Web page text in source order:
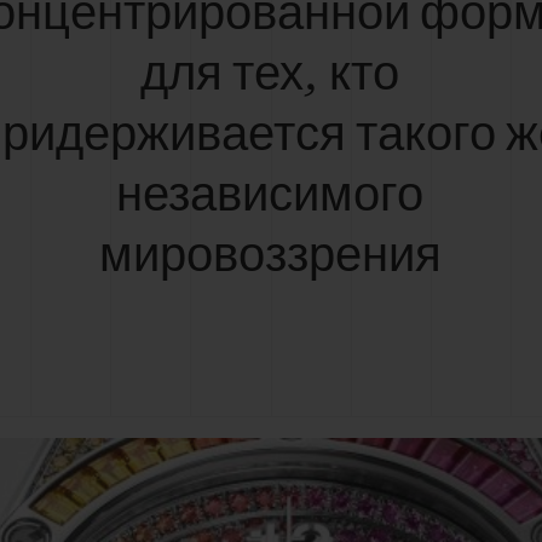
для тех, кто
такого
независимого
мировоззрения